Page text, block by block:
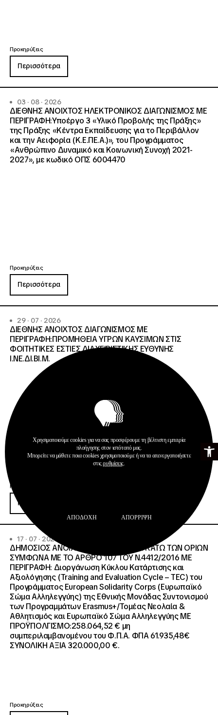
Ανοίξτε
Προκηρύξεις
Περισσότερα
03 · 08 · 2026
ΔΙΕΘΝΗΣ ΑΝΟΙΧΤΟΣ ΗΛΕΚΤΡΟΝΙΚΟΣ ΔΙΑΓΩΝΙΣΜΟΣ ΜΕ
ΠΕΡΙΓΡΑΦΗ:Υποέργο 3 «Υλικό Προβολής της Πράξης»
της Πράξης «Κέντρα Εκπαίδευσης για το Περιβάλλον
και την Αειφορία (Κ.Ε.ΠΕ.Α.)», του Προγράμματος
«Ανθρώπινο Δυναμικό και Κοινωνική Συνοχή 2021-
2027», με κωδικό ΟΠΣ 6004470
Προκηρύξεις
Περισσότερα
29 · 07 · 2026
ΔΙΕΘΝΗΣ ΑΝΟΙΧΤΟΣ ΔΙΑΓΩΝΙΣΜΟΣ ΜΕ
ΠΕΡΙΓΡΑΦΗ:ΠΡΟΜΗΘΕΙΑ ΥΓΡΩΝ ΚΑΥΣΙΜΩΝ ΣΤΙΣ
ΦΟΙΤΗΤΙΚΕΣ ΕΣΤΙΕΣ ΔΙΑΧΕΙΡΙΣΤΙΚΗΣ ΕΥΘΥΝΗΣ
Ι.ΝΕ.ΔΙ.ΒΙ.Μ.
Προκηρύξεις
Περισσότερα
17 · 07 · 2026
ΔΗΜΟΣΙΟΣ ΑΝΟΙΧΤΟΣ ΔΙΑΓΩΝΙΣΜΟΣ ΚΑΤΩ ΤΩΝ ΟΡΙΩΝ
ΣΥΜΦΩΝΑ ΜΕ ΤΟ ΑΡΘΡΟ 107 ΤΟΥ Ν.4412/2016 ΜΕ
ΠΕΡΙΓΡΑΦΗ: Διοργάνωση Κύκλου Κατάρτισης και
Αξιολόγησης (Training and Evaluation Cycle – TEC) του
Προγράμματος European Solidarity Corps (Ευρωπαϊκό
Σώμα Αλληλεγγύης) της Εθνικής Μονάδας Συντονισμού
των Προγραμμάτων Erasmus+/Τομέας Νεολαία &
Αθλητισμός και Ευρωπαϊκό Σώμα Αλληλεγγύης ΜΕ
ΠΡΟΫΠΟΛΓΙΣΜΟ:258.064,52 € μη
συμπεριλαμβανομένου του Φ.Π.Α. ΦΠΑ 61.935,48€
ΣΥΝΟΛΙΚΗ ΑΞΙΑ 320.000,00 €.
Προκηρύξεις
Χρησιμοποιούμε cookies για να σας προσφέρουμε τη βέλτιστη εμπειρία
πλοήγησης στον ιστότοπό μας.
Μπορείτε να μάθετε ποια cookies χρησιμοποιούμε ή να τα απενεργοποιήσετε
στιςρυθμίσεις.
ΑΠΟΔΟΧΉ ΑΠΌΡΡΙΨΗ